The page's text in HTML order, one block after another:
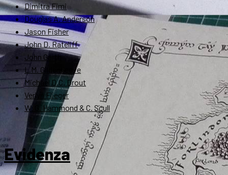
Dimitra Fimi
Douglas A. Anderson
Jason Fisher
John D. Rateliff
John Garth
L.M. Gildersleeve
Michael D.C. Drout
Verlyn Flieger
W. G. Hammond & C. Scull
Evidenza